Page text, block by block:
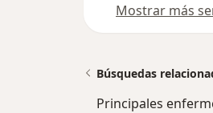
Mostrar más
Búsquedas
Principales